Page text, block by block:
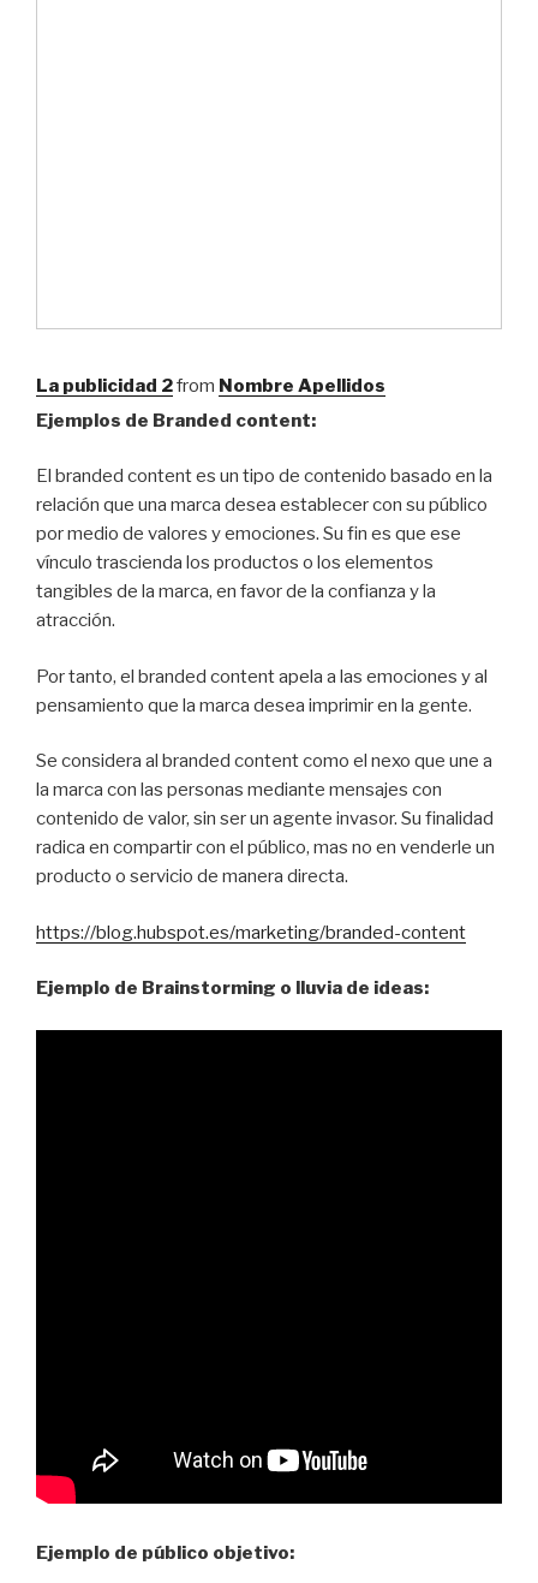
La publicidad 2from Nombre Apellidos
Ejemplos de Branded content:
El branded content es un tipo de contenido basado en la
relación que una marca desea establecer con su público
por medio de valores y emociones. Su fin es que ese
vínculo trascienda los productos o los elementos
tangibles de la marca, en favor de la confianza y la
atracción.
Por tanto, el branded content apela a las emociones y al
pensamiento que la marca desea imprimir en la gente.
Se considera al branded content como el nexo que une a
la marca con las personas mediante mensajes con
contenido de valor, sin ser un agente invasor. Su finalidad
radica en compartir con el público, mas no en venderle un
producto o servicio de manera directa.
https://blog.hubspot.es/marketing/branded-content
Ejemplo de Brainstorming o lluvia de ideas:
Ejemplo de público objetivo: